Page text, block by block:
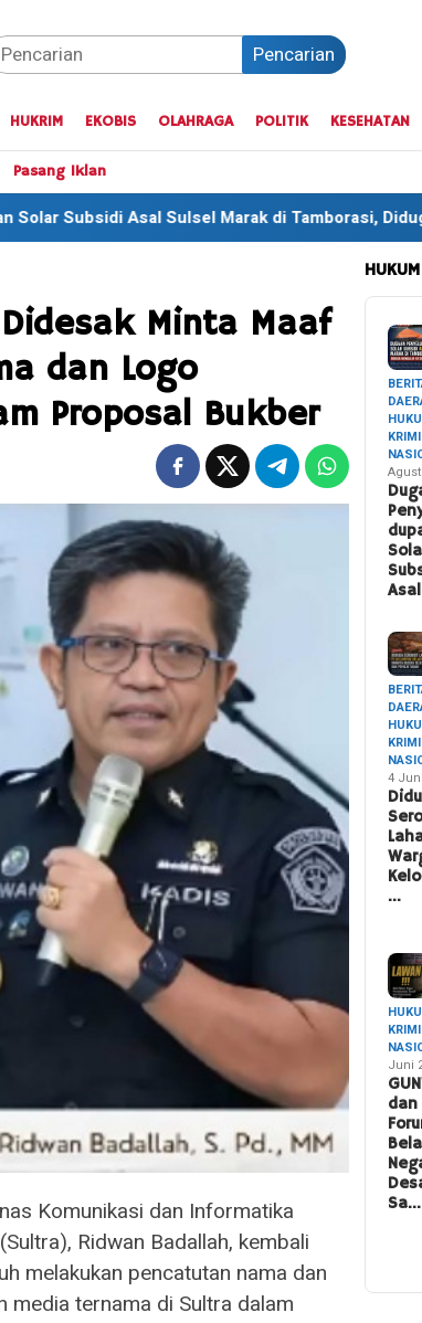
Pencarian
HUKRIM EKOBIS OLAHRAGA POLITIK KESEHATAN
Pasang Iklan
Marak di Tamborasi, Diduga Mengalir ke
Minta Maaf
dan Logo
Proposal Bukber
Komunikasi dan Informatika
Ridwan Badallah, kembali
melakukan pencatutan nama dan
ternama di Sultra dalam
4
…
Juni
dan
Bela
Sa…